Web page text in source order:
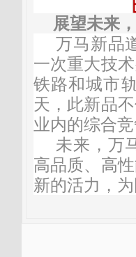
展望未来
万马新品
一次重大技
铁路和城市
天，此新品
业内的综合
未来，万
高品质、高
新的活力，